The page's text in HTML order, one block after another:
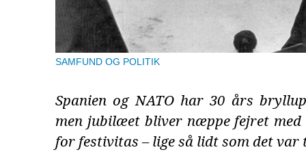
SAMFUND OG POLITIK
Spanien og NATO har 30 års
men jubilæet bliver næppe fejret med
for festivitas – lige så lidt som det var